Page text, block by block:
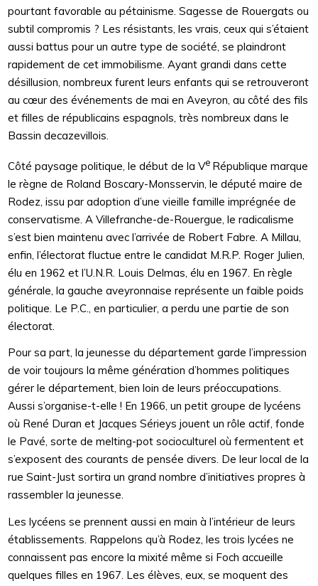
pourtant favorable au pétainisme. Sagesse de Rouergats ou
subtil compromis ? Les résistants, les vrais, ceux qui s’étaient
aussi battus pour un autre type de société, se plaindront
rapidement de cet immobilisme. Ayant grandi dans cette
désillusion, nombreux furent leurs enfants qui se retrouveront
au cœur des événements de mai en Aveyron, au côté des fils
et filles de républicains espagnols, très nombreux dans le
Bassin decazevillois.
Côté paysage politique, le début de la Ve République marque
le règne de Roland Boscary-Monsservin, le député maire de
Rodez, issu par adoption d’une vieille famille imprégnée de
conservatisme. A Villefranche-de-Rouergue, le radicalisme
s’est bien maintenu avec l’arrivée de Robert Fabre. A Millau,
enfin, l’électorat fluctue entre le candidat M.R.P. Roger Julien,
élu en 1962 et l’U.N.R. Louis Delmas, élu en 1967. En règle
générale, la gauche aveyronnaise représente un faible poids
politique. Le P.C., en particulier, a perdu une partie de son
électorat.
Pour sa part, la jeunesse du département garde l’impression
de voir toujours la même génération d’hommes politiques
gérer le département, bien loin de leurs préoccupations.
Aussi s’organise-t-elle ! En 1966, un petit groupe de lycéens
où René Duran et Jacques Sérieys jouent un rôle actif, fonde
le Pavé, sorte de melting-pot socioculturel où fermentent et
s’exposent des courants de pensée divers. De leur local de la
rue Saint-Just sortira un grand nombre d’initiatives propres à
rassembler la jeunesse.
Les lycéens se prennent aussi en main à l’intérieur de leurs
établissements. Rappelons qu’à Rodez, les trois lycées ne
connaissent pas encore la mixité même si Foch accueille
quelques filles en 1967. Les élèves, eux, se moquent des